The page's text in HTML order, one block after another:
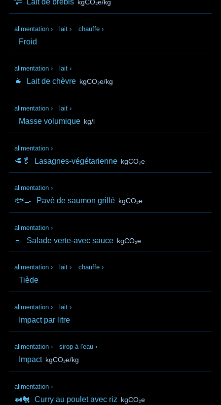
🐑 Lait de brebis kgCO₂e/kg
alimentation › lait › chauffe ›
Froid
alimentation › lait ›
🐐 Lait de chèvre kgCO₂e/kg
alimentation › lait ›
Masse volumique kg/l
alimentation ›
🥩🥬 Lasagnes-végétarienne kgCO₂e
alimentation ›
🐟🍳 Pavé de saumon grillé kgCO₂e
alimentation ›
🥗 Salade verte-avec sauce kgCO₂e
alimentation › lait › chauffe ›
Tiède
alimentation › lait ›
Impact par litre
alimentation › sirop à l'eau ›
Impact kgCO₂e/kg
alimentation ›
🍛🐔 Curry au poulet avec riz kgCO₂e